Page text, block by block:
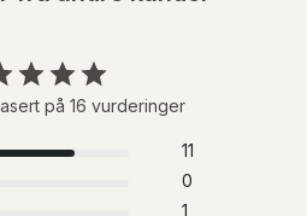
på 16 vurderinger
11
0
1